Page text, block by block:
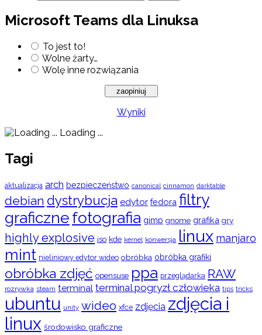
Microsoft Teams dla Linuksa
To jest to!
Wolne żarty…
Wolę inne rozwiązania
Wyniki
Loading ...
Tagi
aktualizacja arch bezpieczeństwo canonical cinnamon darktable
debian dystrybucja edytor fedora filtry
graficznefotografia gimp gnome grafika gry
highly explosive iso kde kernel konwersja linux manjaro
mint nieliniowy edytor wideo obróbka obróbka grafiki
obróbka zdjęć opensuse ppa przeglądarka RAW
rozrywka steam terminal terminal pogryzł człowieka tips tricks
ubuntu unity wideo xfce zdjęcia zdjęcia i
linux środowisko graficzne